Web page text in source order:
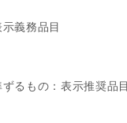
義務品目
ずるもの：表示推奨品目